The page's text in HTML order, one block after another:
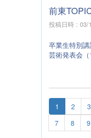
前東
投稿日時 : 03/
卒業生特別講
芸術発表会（
1 2 3
7
8 9